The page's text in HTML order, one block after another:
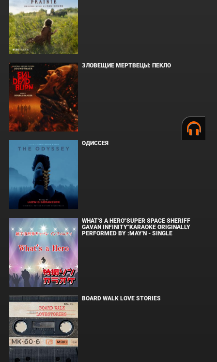
ЗЛОВЕЩИЕ МЕРТВЕЦЫ: ПЕКЛО
ОДИССЕЯ
WHAT'S A HERO"SUPER SPACE SHERIFF
GAVAN INFINITY"KARAOKE ORIGINALLY
PERFORMED BY :MAY'N - SINGLE
BOARD WALK LOVE STORIES